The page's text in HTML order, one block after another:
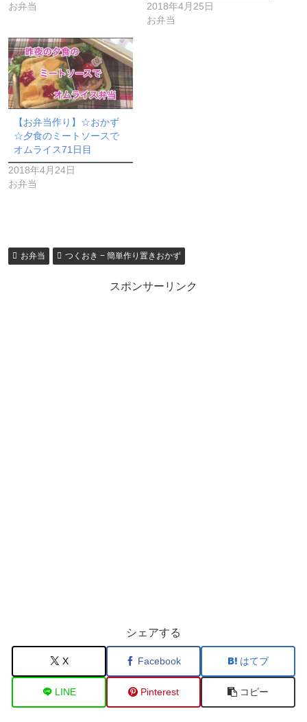
お弁当
2018年4月25日
お弁当
【お弁当作り】☆おかず
☆夕食のミートソースで
オムライス71日目
2018年4月24日
お弁当
お弁当 つくおき − 簡単作り置きおかず
スポンサーリンク
シェアする
X Facebook はてブ
LINE Pinterest コピー